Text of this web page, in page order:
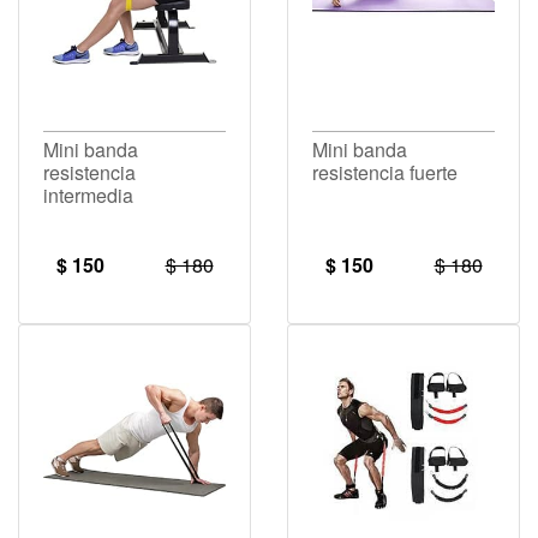
Mini banda
resistencia
intermedia
$ 150 $ 180
Mini banda
resistencia fuerte
$ 150 $ 180